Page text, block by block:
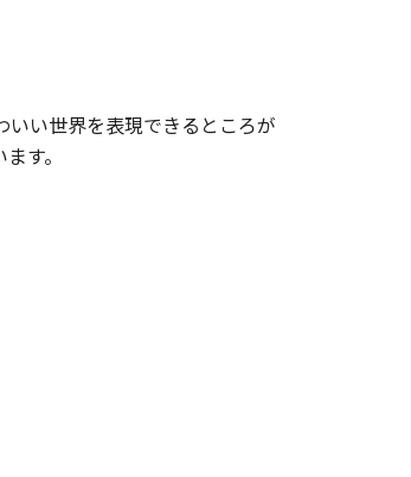
い世界を表現できるところが
す。